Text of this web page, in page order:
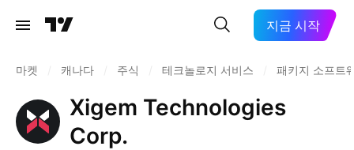
지금 시작
마켓 캐나다 주식 테크놀로지 서비스 패키지 소프트
Xigem Technologies
Corp.